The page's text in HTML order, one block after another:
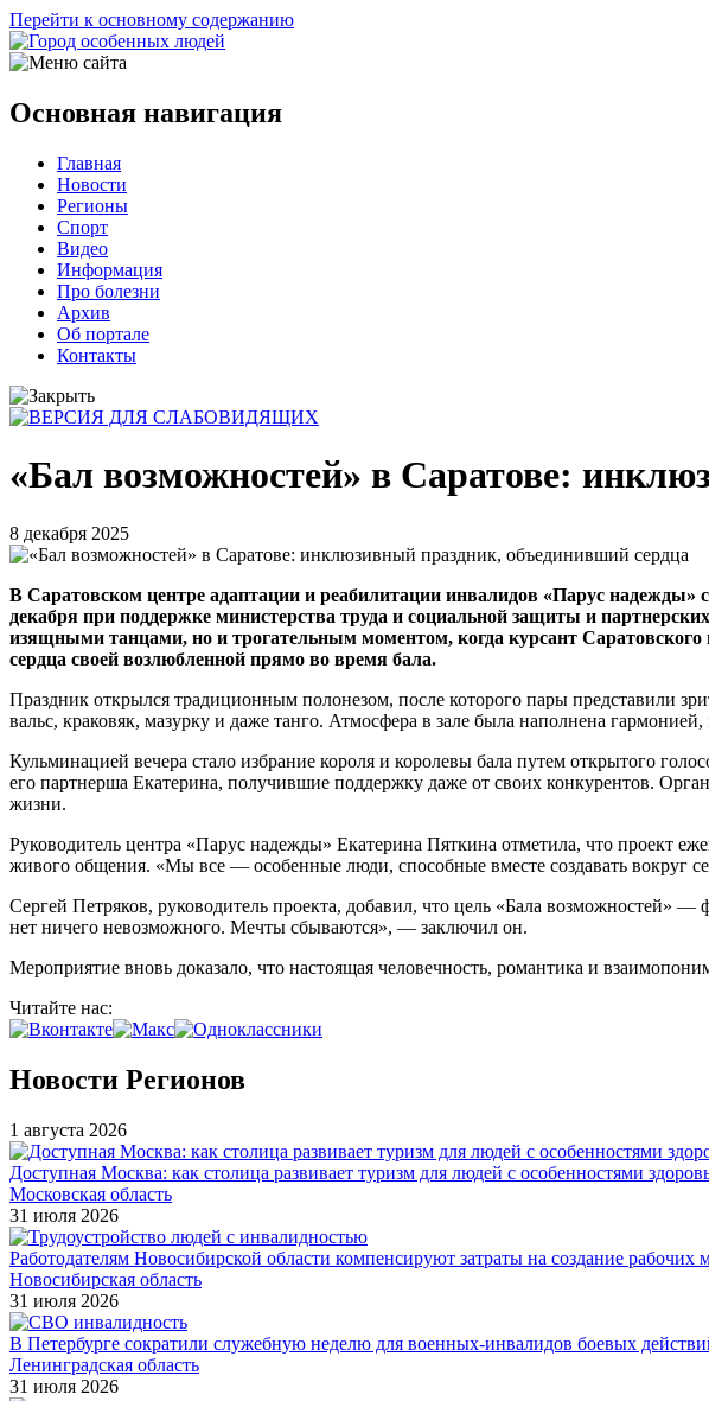
Перейти к основному содержанию
Основная навигация
Главная
Новости
Регионы
Спорт
Видео
Информация
Про болезни
Архив
Об портале
Контакты
«Бал возможностей» в Саратове:
8 декабря 2025
В Саратовском центре адаптации и реабилитации инвалидов «Парус
декабря при поддержке министерства труда и социальной защиты и
изящными танцами, но и трогательным моментом, когда курсант
сердца своей возлюбленной прямо во время бала.
Праздник открылся традиционным полонезом, после которого пары представили
вальс, краковяк, мазурку и даже танго. Атмосфера в зале была наполнена
Кульминацией вечера стало избрание короля и королевы бала путем открытого
его партнерша Екатерина, получившие поддержку даже от своих конкурентов.
жизни.
Руководитель центра «Парус надежды» Екатерина Пяткина отметила, что проект
живого общения. «Мы все — особенные люди, способные вместе создавать вокруг
Сергей Петряков, руководитель проекта, добавил, что цель «Бала
нет ничего невозможного. Мечты сбываются», — заключил он.
Мероприятие вновь доказало, что настоящая человечность, романтика и
Читайте нас:
Новости Регионов
1 августа 2026
Доступная Москва: как столица развивает туризм для людей с особенностями
Московская область
31 июля 2026
Работодателям Новосибирской области компенсируют затраты на создание
Новосибирская область
31 июля 2026
В Петербурге сократили служебную неделю для военных-инвалидов боевых
Ленинградская область
31 июля 2026